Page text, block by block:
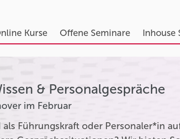
Kurse Offene Seminare Inhouse
& Personalgespräche
im Februar
als Führungskraft oder Personaler*in